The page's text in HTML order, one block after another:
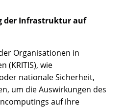
der Infrastruktur auf
Organisationen in
(KRITIS), wie
nationale Sicherheit,
um die Auswirkungen des
auf ihre